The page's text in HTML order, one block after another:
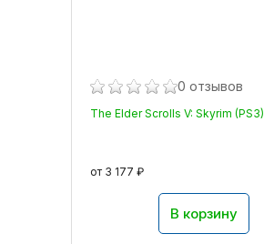
0 отзывов
The Elder Scrolls V: Skyrim (PS3)
от 3 177 ₽
В корзину